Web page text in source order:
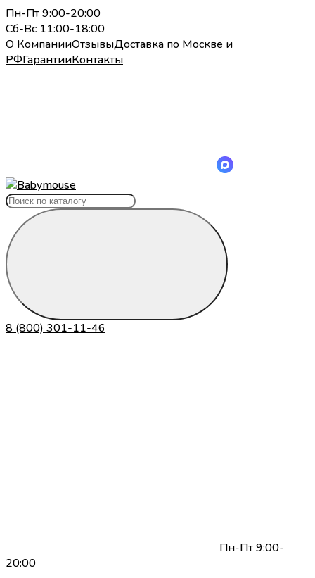
Пн-Пт 9:00-20:00
Сб-Вс 11:00-18:00
О КомпанииОтзывыДоставка по Москве и
РФГарантииКонтакты
8 (800) 301-11-46
Пн-Пт 9:00-
20:00